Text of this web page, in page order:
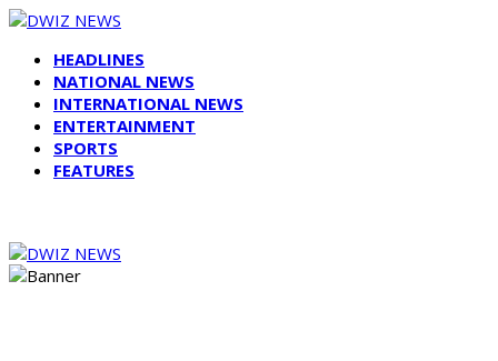
HEADLINES
NATIONAL NEWS
INTERNATIONAL NEWS
ENTERTAINMENT
SPORTS
FEATURES